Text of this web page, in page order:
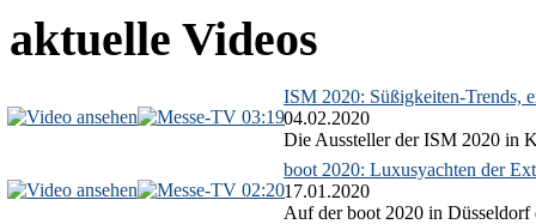
aktuelle Videos
03:19
ISM 2020: Süßigkeiten-Trends,
04.02.2020
Die Aussteller der ISM 2020 in
02:20
boot 2020: Luxusyachten der
17.01.2020
Auf der boot 2020 in Düsseldorf